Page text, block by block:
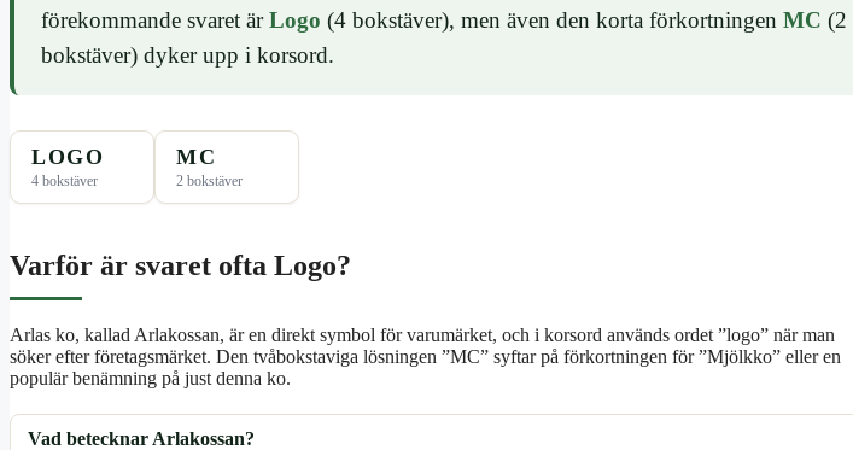
förekommande svaret ärLogo (4 bokstäver), men även den korta förkortningenMC (2
bokstäver) dyker upp i korsord.
LOGO
4 bokstäver
MC
2 bokstäver
Varför är svaret ofta Logo?
Arlas ko, kallad Arlakossan, är en direkt symbol för varumärket, och i korsord används ordet ”logo” när man
söker efter företagsmärket. Den tvåbokstaviga lösningen ”MC” syftar på förkortningen för ”Mjölkko” eller en
populär benämning på just denna ko.
Vad betecknar Arlakossan?